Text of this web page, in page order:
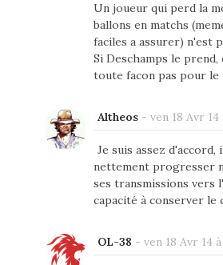
Un joueur qui perd la
ballons en matchs
faciles a assurer) n'est
Si Deschamps le prend,
toute facon pas pour le
Altheos- ven 18 Avr 14
Je suis assez
nettement progresser
ses transmissions vers
capacité à conserver le
OL-38 - ven 18 Avr 14